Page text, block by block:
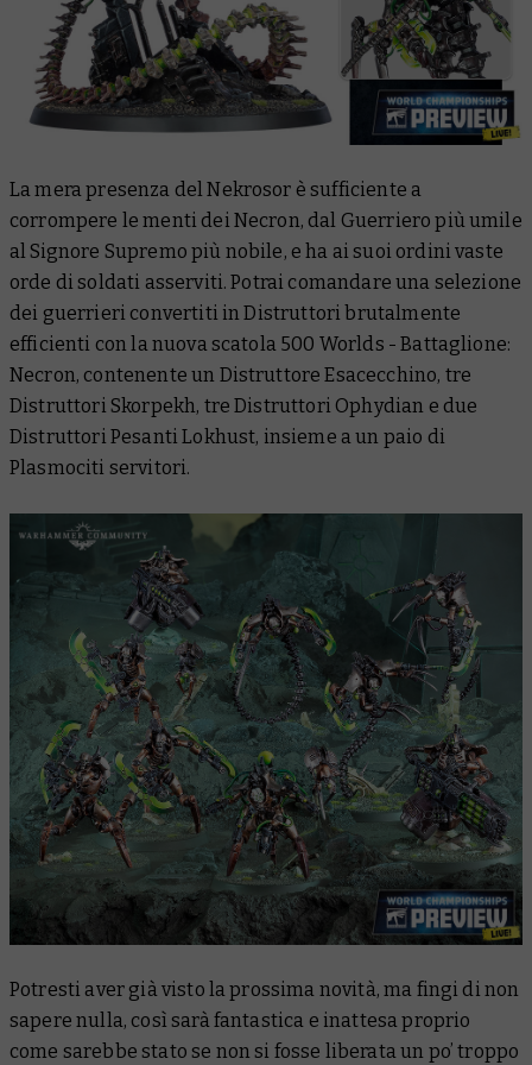
La mera presenza del Nekrosor è sufficiente a
corrompere le menti dei Necron, dal Guerriero più umile
al Signore Supremo più nobile, e ha ai suoi ordini vaste
orde di soldati asserviti. Potrai comandare una selezione
dei guerrieri convertiti in Distruttori brutalmente
efficienti con la nuova scatola 500 Worlds - Battaglione:
Necron, contenente un Distruttore Esacecchino, tre
Distruttori Skorpekh, tre Distruttori Ophydian e due
Distruttori Pesanti Lokhust, insieme a un paio di
Plasmociti servitori.
Potresti aver già visto la prossima novità, ma fingi di non
sapere nulla, così sarà fantastica e inattesa proprio
come sarebbe stato se non si fosse liberataun po’ troppo